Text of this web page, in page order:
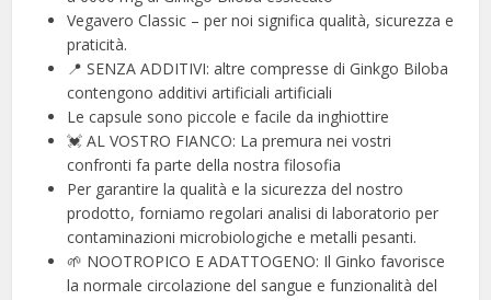
Vegavero Classic – per noi significa qualità, sicurezza e
praticità.
📍 SENZA ADDITIVI: altre compresse di Ginkgo Biloba
contengono additivi artificiali artificiali
Le capsule sono piccole e facile da inghiottire
💓 AL VOSTRO FIANCO: La premura nei vostri
confronti fa parte della nostra filosofia
Per garantire la qualità e la sicurezza del nostro
prodotto, forniamo regolari analisi di laboratorio per
contaminazioni microbiologiche e metalli pesanti.
🌱 NOOTROPICO E ADATTOGENO: Il Ginko favorisce
la normale circolazione del sangue e funzionalità del